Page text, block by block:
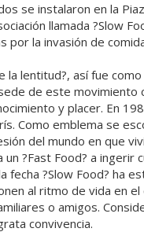
se instalaron en la
llamada ?Slow
por la invasión de
lentitud?, así fue
de este
y placer. En
Como emblema se
del mundo en que
?Fast Food? a
fecha ?Slow Food? ha
al ritmo de vida en
o amigos.
convivencia.